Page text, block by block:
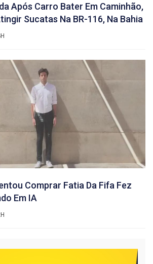
Após Carro Bater Em Caminhão,
Sucatas Na BR-116, Na Bahia
Comprar Fatia Da Fifa Fez
Em IA